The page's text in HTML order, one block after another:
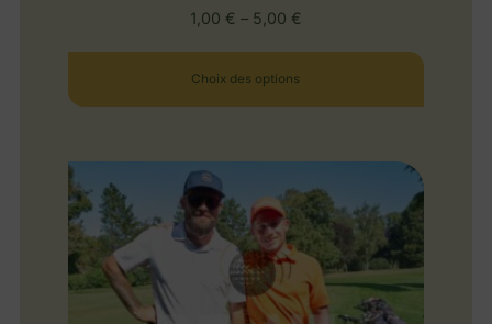
1,00 € – 5,00 €
Choix des options